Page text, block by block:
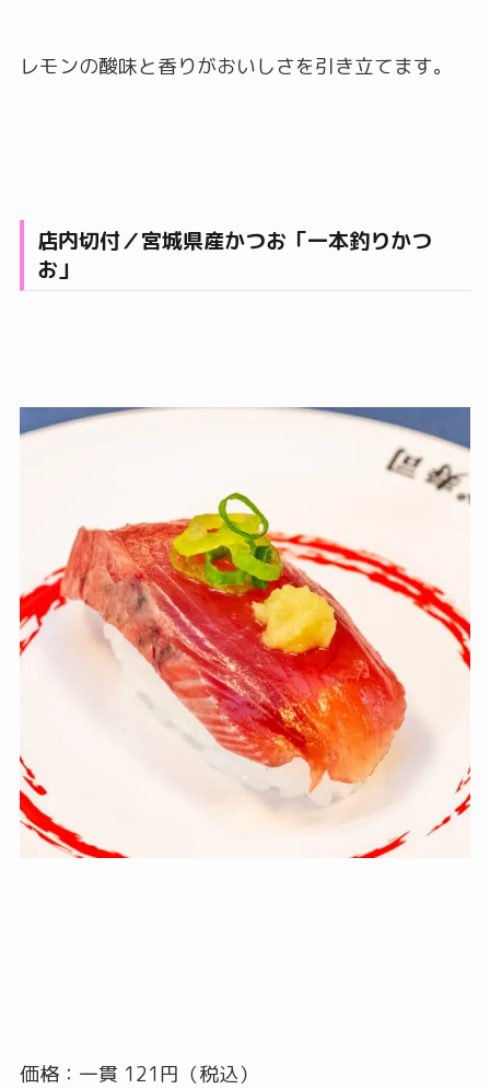
レモンの酸味と香りがおいしさを引き立てます。
店内切付／宮城県産かつお「一本釣りかつ
お」
価格：一貫 121円（税込）